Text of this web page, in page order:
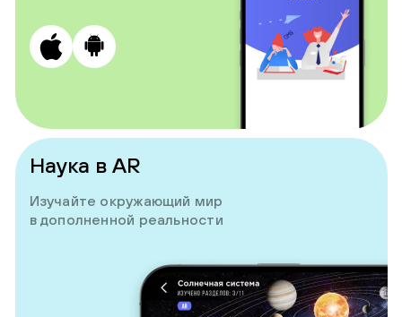
Наука в AR
Изучайте окружающий мир
в дополненной реальности